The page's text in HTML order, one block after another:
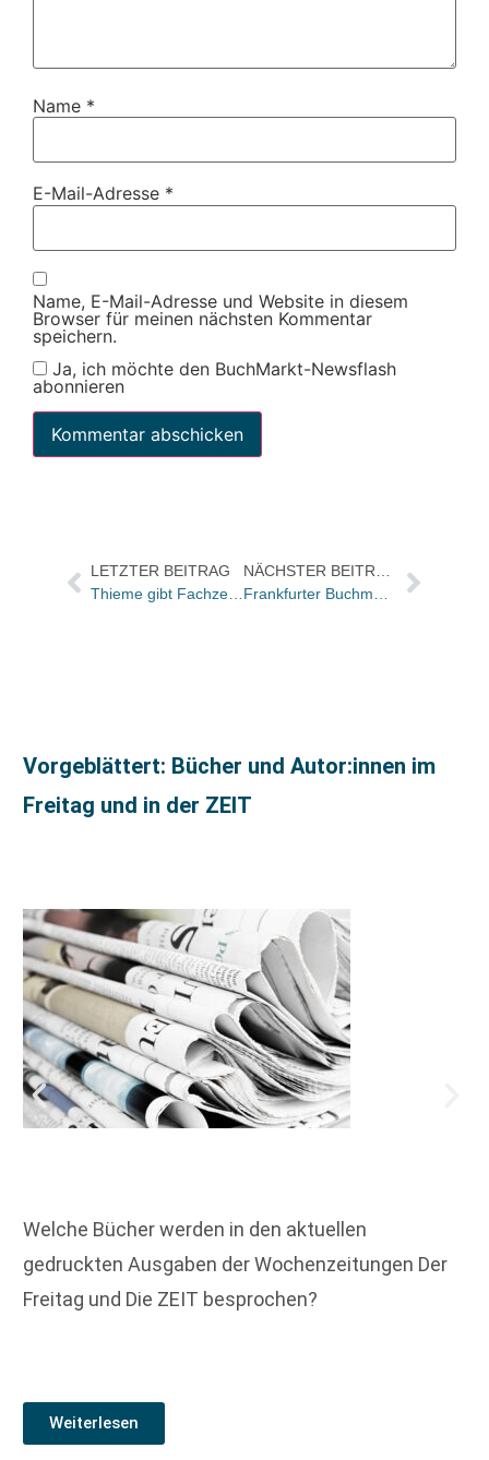
Name *
E-Mail-Adresse *
Name, E-Mail-Adresse und Website in diesem
Browser für meinen nächsten Kommentar
speichern.
Ja, ich möchte den BuchMarkt-Newsflash
abonnieren
LETZTER BEITRAG
Thieme gibt Fachzeitschrift „Neurologie up2date“ heraus
Vorgeblättert: Bücher und Autor:innen im
Freitag und in der ZEIT
Welche Bücher werden in den aktuellen
gedruckten Ausgaben der Wochenzeitungen Der
Freitag und Die ZEIT besprochen?
Weiterlesen